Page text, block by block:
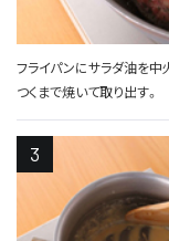
フライパンにサラダ油を中
つくまで焼いて取り出す。